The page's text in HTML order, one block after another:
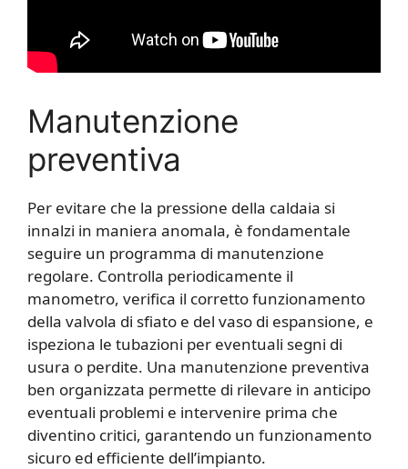
Manutenzione
preventiva
Per evitare che la pressione della caldaia si
innalzi in maniera anomala, è fondamentale
seguire un programma di manutenzione
regolare. Controlla periodicamente il
manometro, verifica il corretto funzionamento
della valvola di sfiato e del vaso di espansione, e
ispeziona le tubazioni per eventuali segni di
usura o perdite. Una manutenzione preventiva
ben organizzata permette di rilevare in anticipo
eventuali problemi e intervenire prima che
diventino critici, garantendo un funzionamento
sicuro ed efficiente dell’impianto.